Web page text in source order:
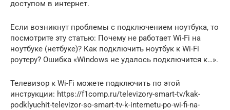
доступом в интернет.
Если возникнут проблемы с подключением ноутбука, то
посмотрите эту статью: Почему не работает Wi-Fi на
ноутбуке (нетбуке)? Как подключить ноутбук к Wi-Fi
роутеру? Ошибка «Windows не удалось подключится к…».
Телевизор к Wi-Fi можете подключить по этой
инструкции: https://f1comp.ru/televizory-smart-tv/kak-
podklyuchit-televizor-so-smart-tv-k-internetu-po-wi-fi-na-